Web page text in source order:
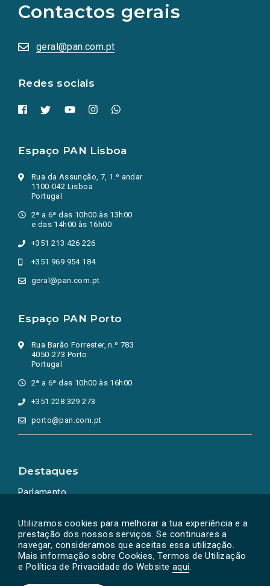
Utilizamos cookies para melhorar a tua experiência e a
prestação dos nossos serviços. Se continuares a
navegar, consideramos que aceitas essa utilização.
Mais informação sobre Cookies, Termos de Utilização
e Política de Privacidade do Website aqui.
Contactos gerais
geral@pan.com.pt
Redes sociais
redes
sociais
numa
nova
Espaço PAN Lisboa
Rua da Assunção, 7, 1.º andar
1100-042 Lisboa
Portugal
2ª a 6ª das 10h00 às 13h00
e das 14h00 às 16h00
+351 213 426 226
+351 969 954 184
geral@pan.com.pt
Espaço PAN Porto
Rua Barão Forrester, n.º 783
4050-273 Porto
Portugal
2ª a 6ª das 10h00 às 16h00
+351 228 329 273
porto@pan.com.pt
Destaques
Parlamento